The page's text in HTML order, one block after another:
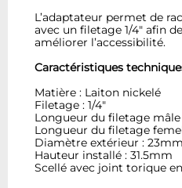
L’adaptateur permet de
avec un filetage 1/4" afin
améliorer l’accessibilité.
Caractéristiques
Matière : Laiton nickelé
Filetage : 1/4"
Longueur du filetage
Longueur du filetage
Diamètre extérieur : 23mm
Hauteur installé : 31.5mm
Scellé avec joint torique